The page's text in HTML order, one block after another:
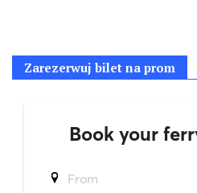
Zarezerwuj bilet na prom